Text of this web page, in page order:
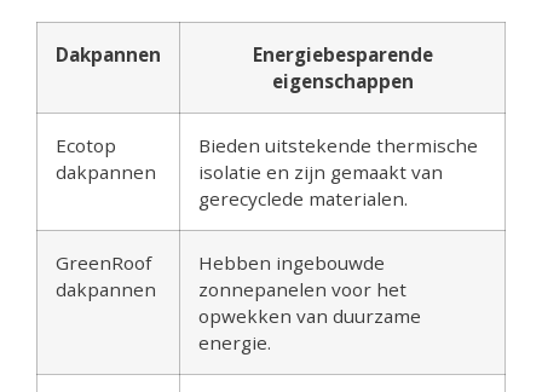
Dakpannen
Energiebesparende
eigenschappen
Ecotop
dakpannen
Bieden uitstekende thermische
isolatie en zijn gemaakt van
gerecyclede materialen.
GreenRoof
dakpannen
Hebben ingebouwde
zonnepanelen voor het
opwekken van duurzame
energie.